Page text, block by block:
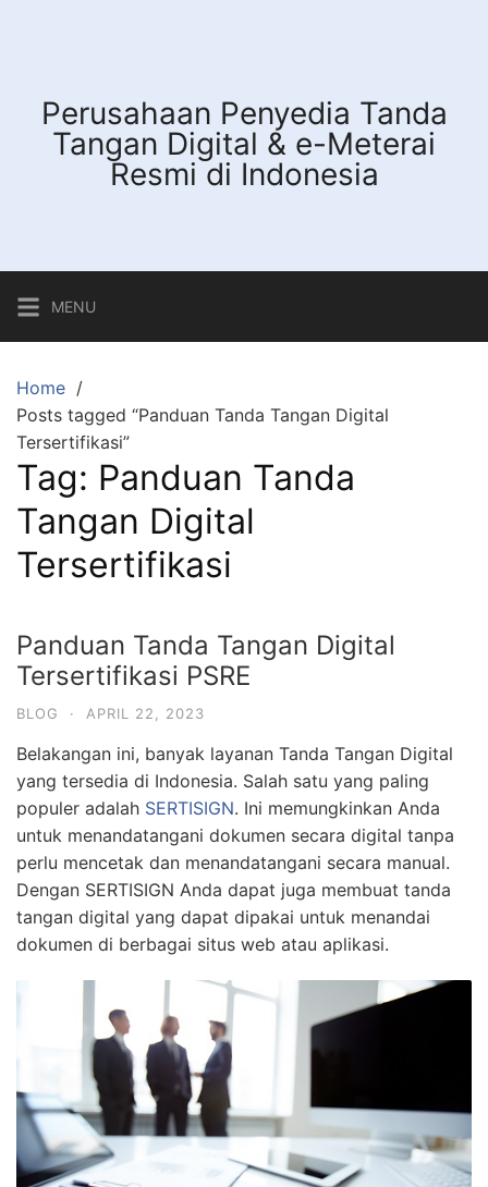
Perusahaan Penyedia Tanda
Tangan Digital & e-Meterai
Resmi di Indonesia
MENU
Home
Posts tagged “Panduan Tanda Tangan Digital
Tersertifikasi”
Tag: Panduan Tanda
Tangan Digital
Tersertifikasi
Panduan Tanda Tangan Digital
Tersertifikasi PSRE
BLOG · APRIL 22, 2023
Belakangan ini, banyak layanan Tanda Tangan Digital
yang tersedia di Indonesia. Salah satu yang paling
populer adalah SERTISIGN. Ini memungkinkan Anda
untuk menandatangani dokumen secara digital tanpa
perlu mencetak dan menandatangani secara manual.
Dengan SERTISIGN Anda dapat juga membuat tanda
tangan digital yang dapat dipakai untuk menandai
dokumen di berbagai situs web atau aplikasi.